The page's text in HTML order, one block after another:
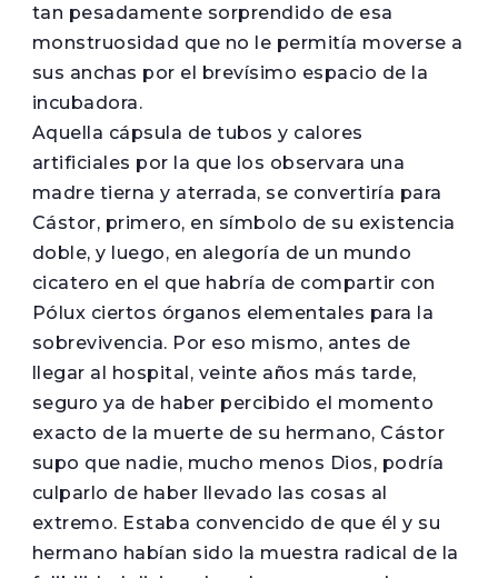
tan pesadamente sorprendido de esa
monstruosidad que no le permitía moverse a
sus anchas por el brevísimo espacio de la
incubadora.
Aquella cápsula de tubos y calores
artificiales por la que los observara una
madre tierna y aterrada, se convertiría para
Cástor, primero, en símbolo de su existencia
doble, y luego, en alegoría de un mundo
cicatero en el que habría de compartir con
Pólux ciertos órganos elementales para la
sobrevivencia. Por eso mismo, antes de
llegar al hospital, veinte años más tarde,
seguro ya de haber percibido el momento
exacto de la muerte de su hermano, Cástor
supo que nadie, mucho menos Dios, podría
culparlo de haber llevado las cosas al
extremo. Estaba convencido de que él y su
hermano habían sido la muestra radical de la